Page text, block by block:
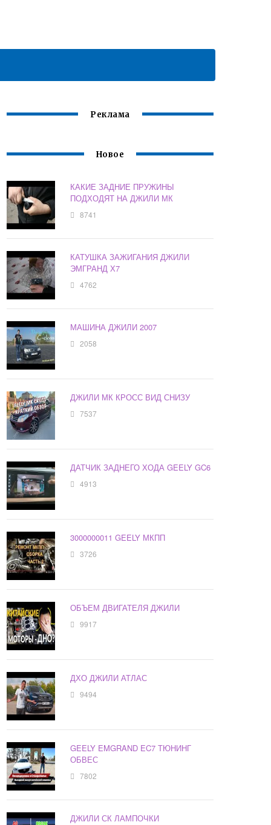
Реклама
Новое
КАКИЕ ЗАДНИЕ ПРУЖИНЫ
ПОДХОДЯТ НА ДЖИЛИ МК
8741
КАТУШКА ЗАЖИГАНИЯ ДЖИЛИ
ЭМГРАНД Х7
4762
МАШИНА ДЖИЛИ 2007
2058
ДЖИЛИ МК КРОСС ВИД СНИЗУ
7537
ДАТЧИК ЗАДНЕГО ХОДА GEELY GC6
4913
3000000011 GEELY МКПП
3726
ОБЪЕМ ДВИГАТЕЛЯ ДЖИЛИ
9917
ДХО ДЖИЛИ АТЛАС
9494
GEELY EMGRAND EC7 ТЮНИНГ
ОБВЕС
7802
ДЖИЛИ СК ЛАМПОЧКИ